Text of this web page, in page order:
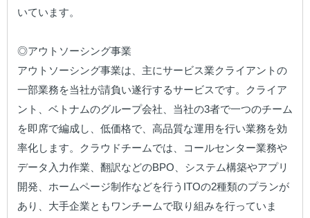
いています。
◎アウトソーシング事業
アウトソーシング事業は、主にサービス業クライアントの
一部業務を当社が請負い遂行するサービスです。クライア
ント、ベトナムのグループ会社、当社の3者で一つのチーム
を即席で編成し、低価格で、高品質な運用を行い業務を効
率化します。クラウドチームでは、コールセンター業務や
データ入力作業、翻訳などのBPO、システム構築やアプリ
開発、ホームページ制作などを行うITOの2種類のプランが
あり、大手企業ともワンチームで取り組みを行っていま